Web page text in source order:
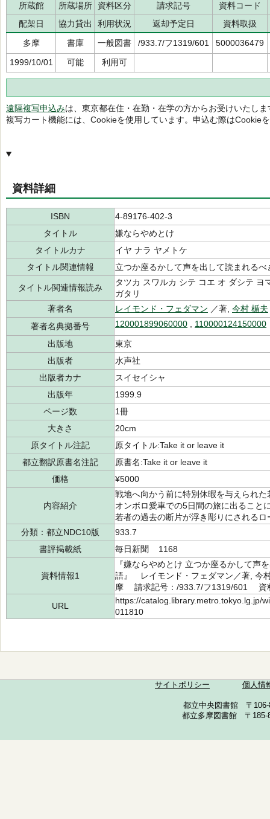
所蔵館 所蔵場所 資料区分 請求記号 資料コード
配架日
協力貸出 利用状況 返却予定日
資料取扱
多摩
書庫 一般図書 /933.7/フ1319/601
5000036479
1999/10/01
可能 利用可
遠隔複写申込みは、東京都在住・在勤・在学の方からお受けいたしま
複写カート機能には、Cookieを使用しています。申込む際はCookie
資料詳細
ISBN
4-89176-402-3
タイトル
嫌ならやめとけ
タイトルカナ
イヤ ナラ ヤメトケ
タイトル関連情報
立つか座るかして声を出して読まれる
タイトル関連情報読み
タツカ スワルカ シテ コエ オ ダシテ
ガタリ
著者名
レイモンド・フェダマン ／著, 今村 楯夫
著者名典拠番号
120001899060000 110000124150000
出版地
東京
出版者
水声社
出版者カナ
スイセイシャ
出版年
1999.9
ページ数
1冊
大きさ
20cm
原タイトル注記
原タイトル:Take it or leave it
都立翻訳原書名注記
原書名:Take it or leave it
価格
¥5000
内容紹介
戦地へ向かう前に特別休暇を与えられ
オンボロ愛車での5日間の旅に出ること
若者の過去の断片が浮き彫りにされるロ
分類：都立NDC10版
933.7
書評掲載紙
毎日新聞 1168
資料情報1
『嫌ならやめとけ 立つか座るかして声
語』 レイモンド・フェダマン／著,
摩 請求記号：/933.7/フ1319/601 資
URL
https://catalog.library.metro.tokyo.lg.jp/
011810
サイトポリシー 個人情
都立中央図書館 〒
都立多摩図書館 〒185-